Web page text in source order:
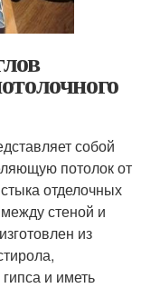
собой
потолок от
отделочных
стеной и
из
и иметь